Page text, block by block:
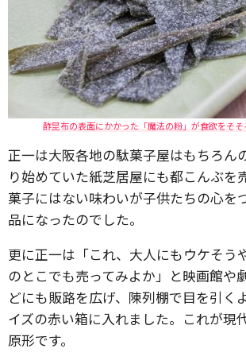
酢昆布の表面にかかった「魔法の粉」が食欲をそそ
正一は大阪各地の駄菓子屋はもちろん
り始めていた紙芝居屋にも都こんぶを
菓子にはない味わいが子供たちの心を
品になったのでした。
更に正一は「これ、大人にもウケそう
のとこでも売ってみよか」と映画館や
どにも販路を広げ、陳列棚で目を引く
イズの赤い箱に入れました。これが現
原形です。